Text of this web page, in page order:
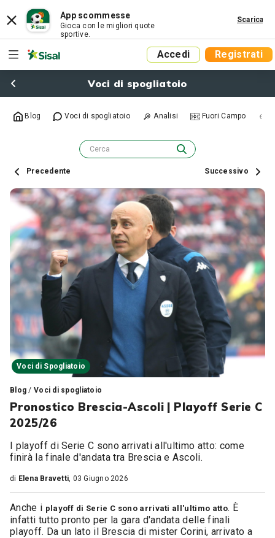
App scommesse
Gioca con le migliori quote
sportive.
Scarica
Accedi Registrati
Voci di spogliatoio
Blog Voci di spogliatoio Analisi Fuori Campo
Precedente Successivo
Voci di Spogliatoio
Blog / Voci di spogliatoio
Pronostico Brescia-Ascoli | Playoff Serie C
2025/26
I playoff di Serie C sono arrivati all'ultimo atto: come
finirà la finale d'andata tra Brescia e Ascoli.
di Elena Bravetti, 03 Giugno 2026
Anche i playoff di Serie C sono arrivati all'ultimo atto. È
infatti tutto pronto per la gara d'andata delle finali
playoff. Da un lato il Brescia di mister Corini, arrivato a